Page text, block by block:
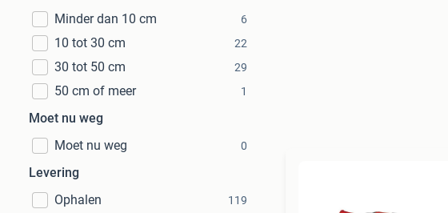
Minder dan 10 cm
6
10 tot 30 cm 22
30 tot 50 cm 29
50 cm of meer 1
Moet nu weg
Moet nu weg
0
Levering
Ophalen
119